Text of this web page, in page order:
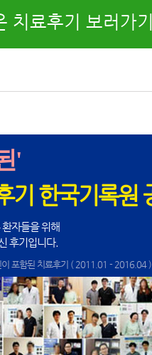
치료후기 보러가
'
기 한국기록원
자들을 위해
후기입니다.
포함된 치료후기 ( 2011.01 - 2016.04 )